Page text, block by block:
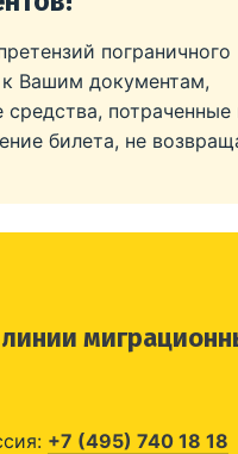
пограничного
к Вашим документам,
потраченные
билета, не
+7 (495) 740 18 18